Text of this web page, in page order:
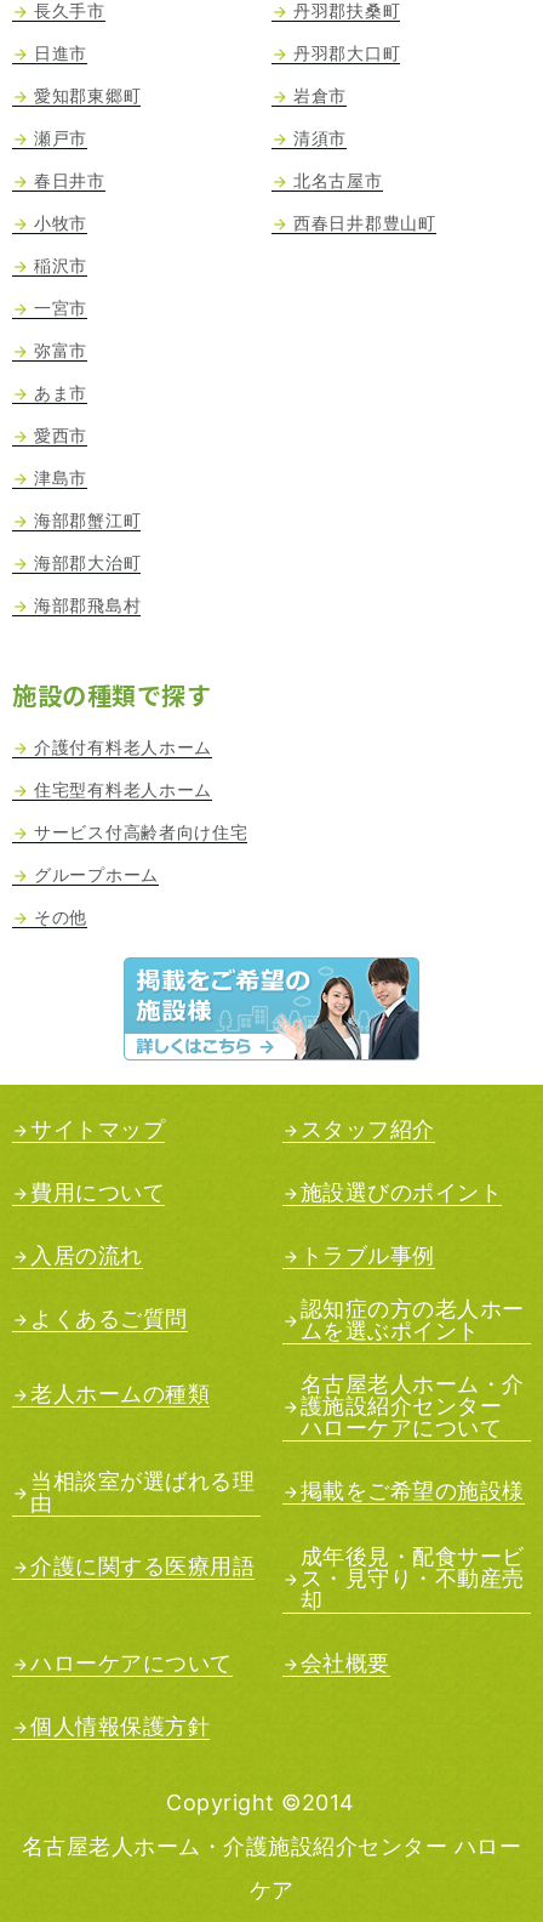
長久手市
日進市
愛知郡東郷町
瀬戸市
春日井市
小牧市
丹羽郡扶桑町
丹羽郡大口町
岩倉市
清須市
北名古屋市
西春日井郡豊山町
稲沢市
一宮市
弥富市
あま市
愛西市
津島市
海部郡蟹江町
海部郡大治町
海部郡飛島村
施設の種類で探す
介護付有料老人ホーム
住宅型有料老人ホーム
サービス付高齢者向け住宅
グループホーム
その他
サイトマップ スタッフ紹介
費用について 施設選びのポイント
入居の流れ トラブル事例
よくあるご質問
認知症の方の老人ホー
ムを選ぶポイント
老人ホームの種類
名古屋老人ホーム・介
護施設紹介センター
ハローケアについて
当相談室が選ばれる理
由
掲載をご希望の施設様
介護に関する医療用語
成年後見・配食サービ
ス・見守り・不動産売
却
ハローケアについて 会社概要
個人情報保護方針
Copyright ©2014
名古屋老人ホーム・介護施設紹介センター ハロー
ケア